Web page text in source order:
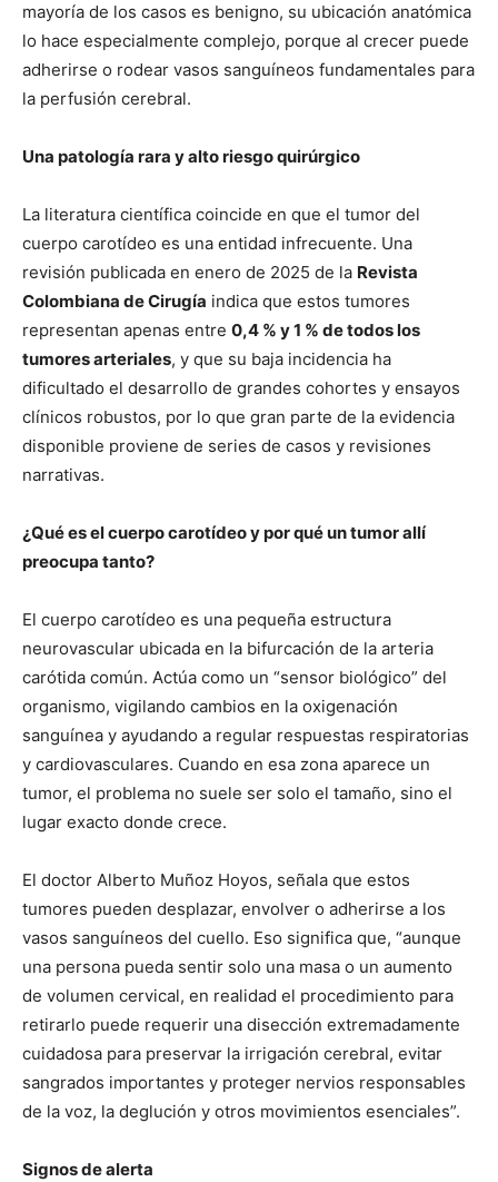
mayoría de los casos es benigno, su ubicación anatómica
lo hace especialmente complejo, porque al crecer puede
adherirse o rodear vasos sanguíneos fundamentales para
la perfusión cerebral.
Una patología rara y alto riesgo quirúrgico
La literatura científica coincide en que el tumor del
cuerpo carotídeo es una entidad infrecuente. Una
revisión publicada en enero de 2025 de la Revista
Colombiana de Cirugía indica que estos tumores
representan apenas entre 0,4 % y 1 % de todos los
tumores arteriales, y que su baja incidencia ha
dificultado el desarrollo de grandes cohortes y ensayos
clínicos robustos, por lo que gran parte de la evidencia
disponible proviene de series de casos y revisiones
narrativas.
¿Qué es el cuerpo carotídeo y por qué un tumor allí
preocupa tanto?
El cuerpo carotídeo es una pequeña estructura
neurovascular ubicada en la bifurcación de la arteria
carótida común. Actúa como un “sensor biológico” del
organismo, vigilando cambios en la oxigenación
sanguínea y ayudando a regular respuestas respiratorias
y cardiovasculares. Cuando en esa zona aparece un
tumor, el problema no suele ser solo el tamaño, sino el
lugar exacto donde crece.
El doctor Alberto Muñoz Hoyos, señala que estos
tumores pueden desplazar, envolver o adherirse a los
vasos sanguíneos del cuello. Eso significa que, “aunque
una persona pueda sentir solo una masa o un aumento
de volumen cervical, en realidad el procedimiento para
retirarlo puede requerir una disección extremadamente
cuidadosa para preservar la irrigación cerebral, evitar
sangrados importantes y proteger nervios responsables
de la voz, la deglución y otros movimientos esenciales”.
Signos de alerta